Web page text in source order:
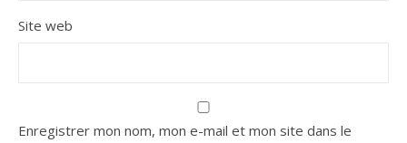
Site web
Enregistrer mon nom, mon e-mail et mon site dans le